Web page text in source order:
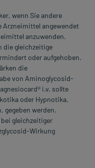
wenn Sie andere
Arzneimittel angewendet
anzuwenden.
die gleichzeitige
oder aufgehoben.
die
von Aminoglycosid-
i.v. sollte
oder Hypnotika,
gegeben werden.
gleichzeitiger
Wirkung